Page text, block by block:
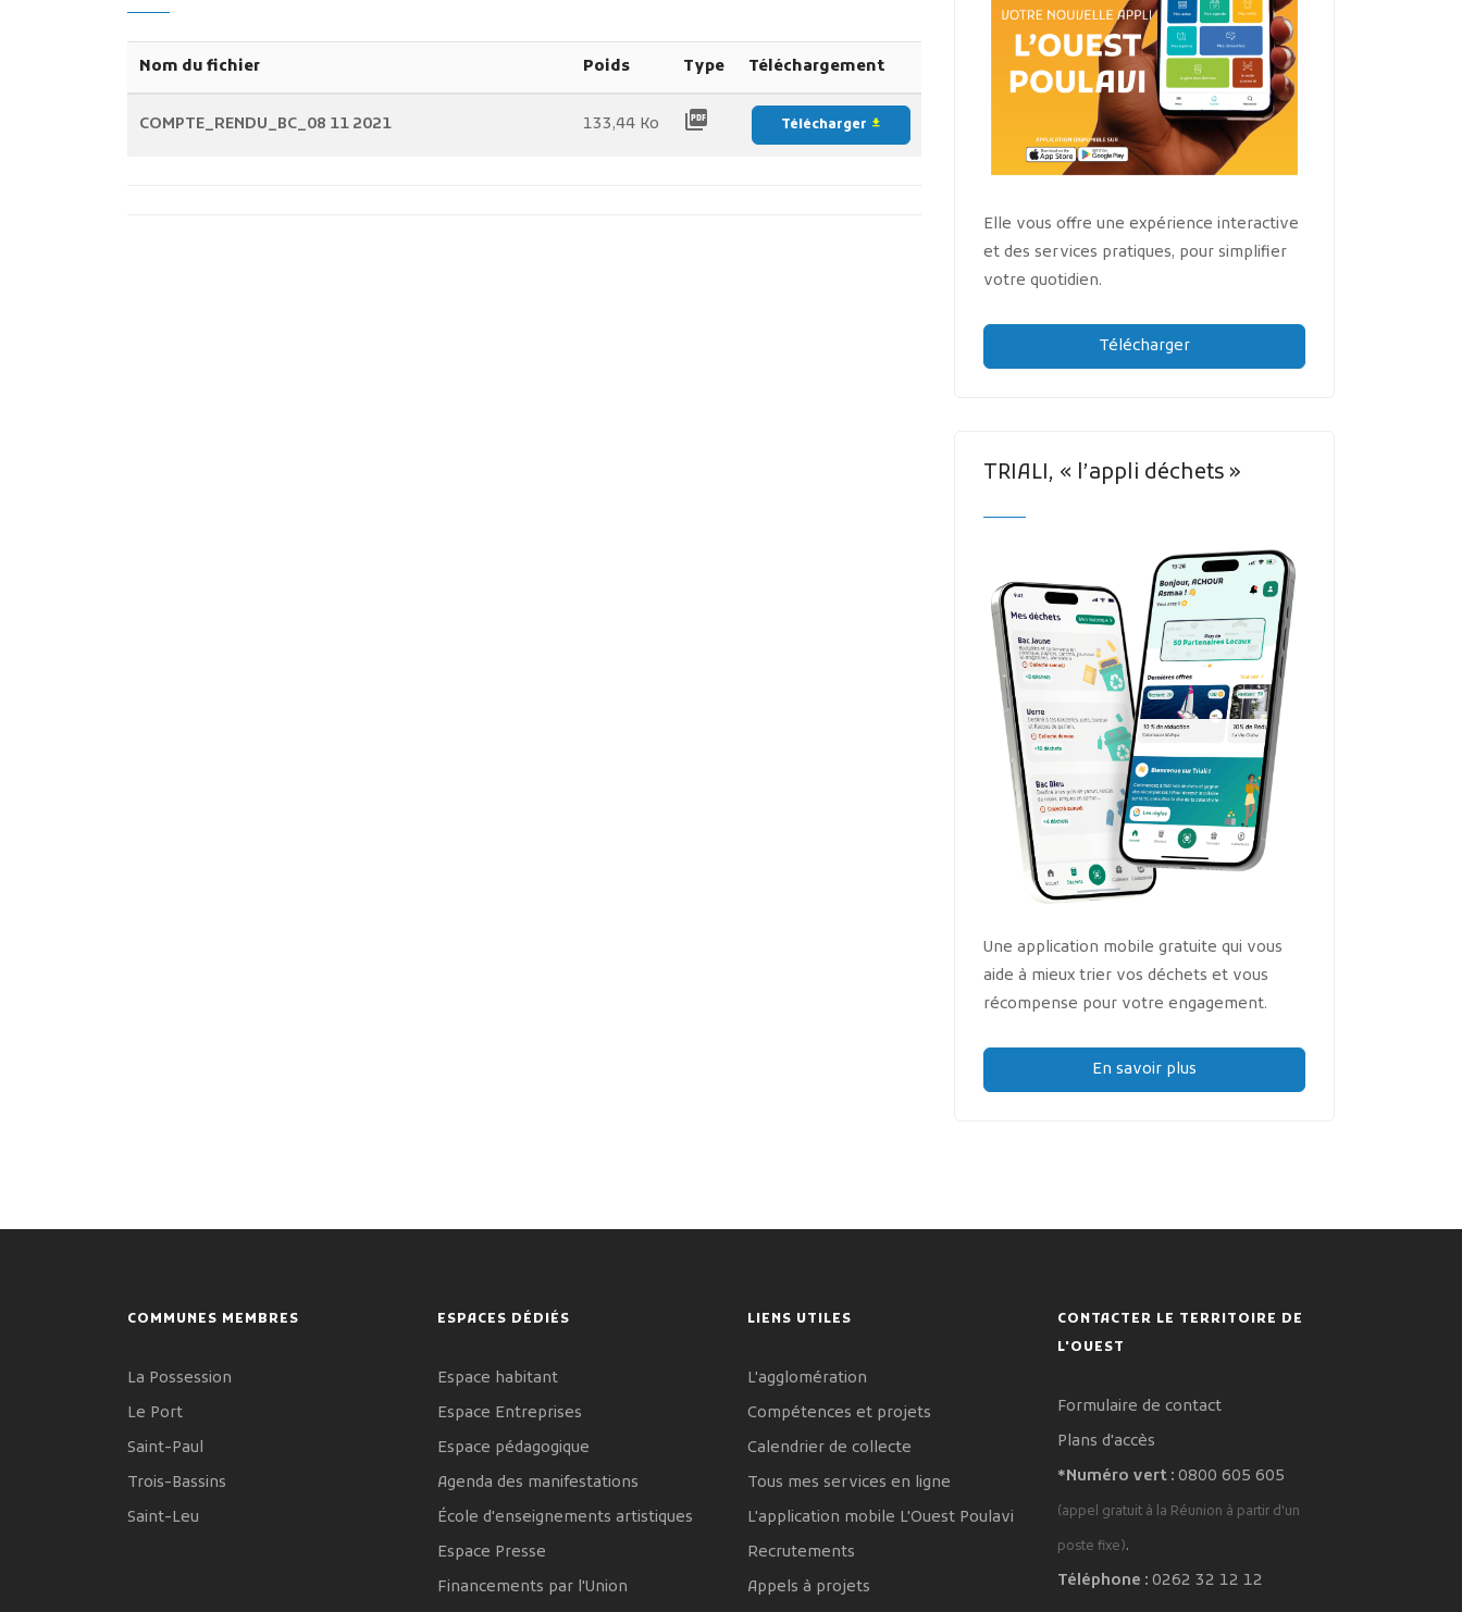
Nom du fichier Poids Type Téléchargement
COMPTE_RENDU_BC_08 11 2021 133,44 Ko picture_as_pdf Télécharger file_download
Elle vous offre une expérience interactive
et des services pratiques, pour simplifier
votre quotidien.
Télécharger
TRIALI, « l’appli déchets »
Une application mobile gratuite qui vous
aide à mieux trier vos déchets et vous
récompense pour votre engagement.
En savoir plus
COMMUNES MEMBRES
La Possession
Le Port
Saint-Paul
Trois-Bassins
Saint-Leu
ESPACES DÉDIÉS
Espace habitant
Espace Entreprises
Espace pédagogique
Agenda des manifestations
École d'enseignements artistiques
Espace Presse
Financements par l'Union
LIENS UTILES
L'agglomération
Compétences et projets
Calendrier de collecte
Tous mes services en ligne
L'application mobile L'Ouest Poulavi
Recrutements
Appels à projets
CONTACTER LE TERRITOIRE DE
L'OUEST
Formulaire de contact
Plans d'accès
*Numéro vert : 0800 605 605
(appel gratuit à la Réunion à partir d'un
poste fixe).
Téléphone : 0262 32 12 12